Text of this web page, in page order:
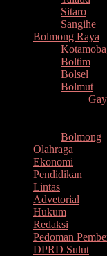
Sitaro
Sangihe
Bolmong Raya
Boltim
Bolsel
Bolmut
Bolmong
Olahraga
Ekonomi
Pendidikan
Lintas
Advetorial
Hukum
Redaksi
Pedoman
DPRD Sulut